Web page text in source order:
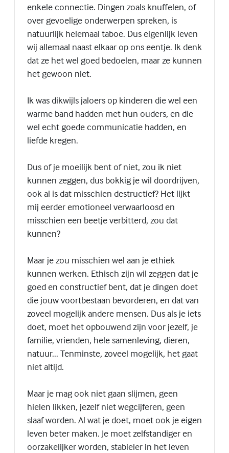
enkele connectie. Dingen zoals knuffelen, of
over gevoelige onderwerpen spreken, is
natuurlijk helemaal taboe. Dus eigenlijk leven
wij allemaal naast elkaar op ons eentje. Ik denk
dat ze het wel goed bedoelen, maar ze kunnen
het gewoon niet.
Ik was dikwijls jaloers op kinderen die wel een
warme band hadden met hun ouders, en die
wel echt goede communicatie hadden, en
liefde kregen.
Dus of je moeilijk bent of niet, zou ik niet
kunnen zeggen, dus bokkig je wil doordrijven,
ook al is dat misschien destructief? Het lijkt
mij eerder emotioneel verwaarloosd en
misschien een beetje verbitterd, zou dat
kunnen?
Maar je zou misschien wel aan je ethiek
kunnen werken. Ethisch zijn wil zeggen dat je
goed en constructief bent, dat je dingen doet
die jouw voortbestaan bevorderen, en dat van
zoveel mogelijk andere mensen. Dus als je iets
doet, moet het opbouwend zijn voor jezelf, je
familie, vrienden, hele samenleving, dieren,
natuur... Tenminste, zoveel mogelijk, het gaat
niet altijd.
Maar je mag ook niet gaan slijmen, geen
hielen likken, jezelf niet wegcijferen, geen
slaaf worden. Al wat je doet, moet ook je eigen
leven beter maken. Je moet zelfstandiger en
oorzakelijker worden, stabieler in het leven